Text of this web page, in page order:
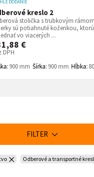
DODANIE
kreslo 2
stolička s trubkovým
sú potiahnuté koženkou,
vo viacerých ...
€
DPH
900 mm Šírka: 900 mm Hĺbka:
FILTER
Odberové a transportné